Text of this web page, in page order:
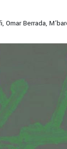
Omar Berrada,